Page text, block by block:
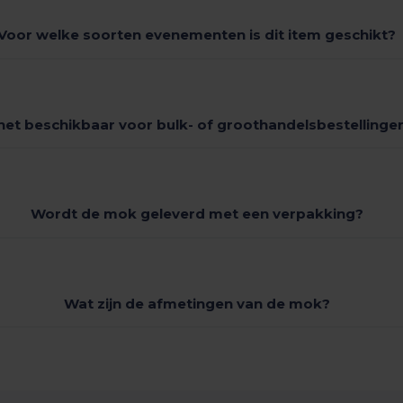
welke soorten evenementen is dit item geschikt?
beschikbaar voor bulk- of
Wordt de mok geleverd met een verpakking?
Wat zijn de afmetingen van de mok?